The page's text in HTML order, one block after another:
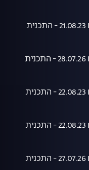
שיחת היום 21.08.23 - התכנית
שיחת היום 28.07.26 - התכנית
שיחת היום 22.08.23 - התכנית
שיחת היום 22.08.23 - התכנית
שיחת היום 27.07.26 - התכנית